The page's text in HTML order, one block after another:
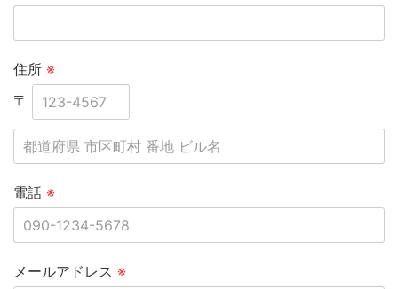
住所 ※
〒
電話 ※
メールアドレス ※